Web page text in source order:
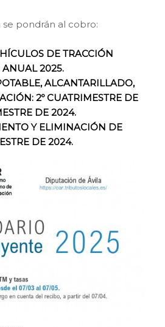
se pondrán al cobro:
DE TRACCIÓN
ANUAL 2025.
ALCANTARILLADO,
2º CUATRIMESTRE DE
DE 2024.
Y ELIMINACIÓN DE
DE 2024.